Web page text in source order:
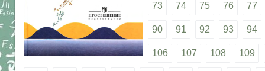
73 74 75 76 77
90 91 92 93 94
106 107 108 109